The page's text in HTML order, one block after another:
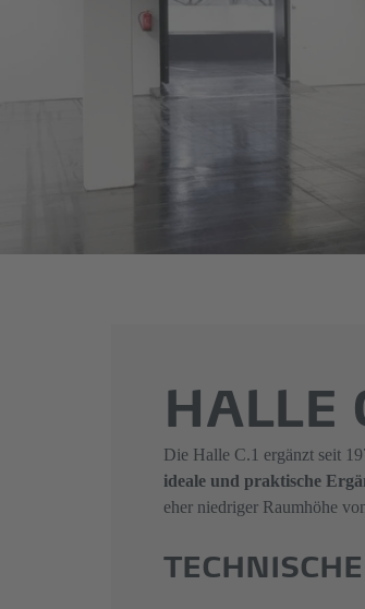
HALLE
Die Halle C.1 ergänzt seit
ideale und praktische
eher niedriger Raumhöhe